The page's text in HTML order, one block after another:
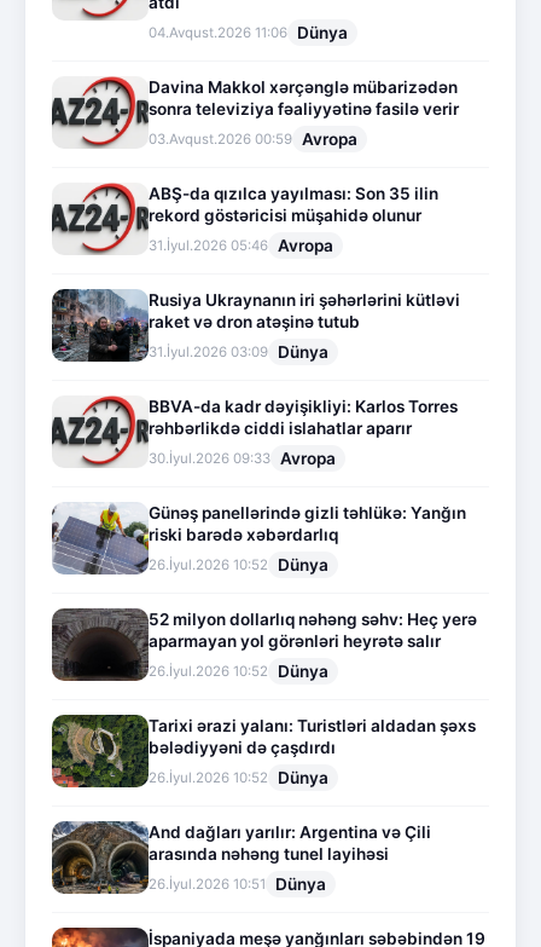
04.Avqust.2026 11:06 Dünya
Davina Makkol xərçənglə mübarizədən
sonra televiziya fəaliyyətinə fasilə verir
03.Avqust.2026 00:59 Avropa
ABŞ-da qızılca yayılması: Son 35 ilin
rekord göstəricisi müşahidə olunur
31.İyul.2026 05:46 Avropa
Rusiya Ukraynanın iri şəhərlərini kütləvi
raket və dron atəşinə tutub
31.İyul.2026 03:09 Dünya
BBVA-da kadr dəyişikliyi: Karlos Torres
rəhbərlikdə ciddi islahatlar aparır
30.İyul.2026 09:33 Avropa
Günəş panellərində gizli təhlükə: Yanğın
riski barədə xəbərdarlıq
26.İyul.2026 10:52 Dünya
52 milyon dollarlıq nəhəng səhv: Heç yerə
aparmayan yol görənləri heyrətə salır
26.İyul.2026 10:52 Dünya
Tarixi ərazi yalanı: Turistləri aldadan şəxs
bələdiyyəni də çaşdırdı
26.İyul.2026 10:52 Dünya
And dağları yarılır: Argentina və Çili
arasında nəhəng tunel layihəsi
26.İyul.2026 10:51 Dünya
İspaniyada meşə yanğınları səbəbindən 19